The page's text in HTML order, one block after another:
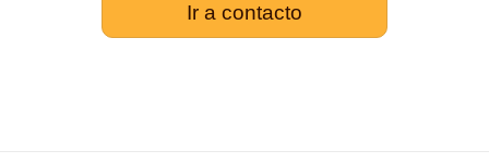
Ir a contacto